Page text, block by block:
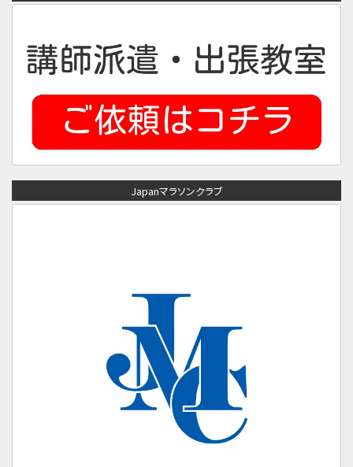
Japanマラソンクラブ